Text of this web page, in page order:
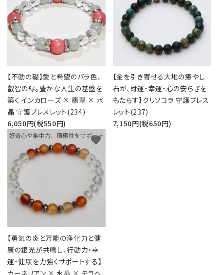
【不動の礎】愛と希望のバラ色、
叡智の緑。豊かな人生の基盤を
築く インカローズ × 翡翠 × 水
晶 守護ブレスレット(234)
6,050円(税550円)
【金を引き寄せる大地の癒やし
石が、財運・幸運・心の安らぎを
もたらす】クリソコラ 守護ブレス
レット(237)
7,150円(税650円)
【勇気の炎と万能の浄化力と健
康の銀光が共鳴し、行動力・幸
運・健康を力強くサポートする】
favorite